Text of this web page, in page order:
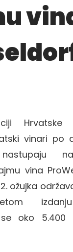
Hrvatske
vinari po
vina
ožujka
se oko